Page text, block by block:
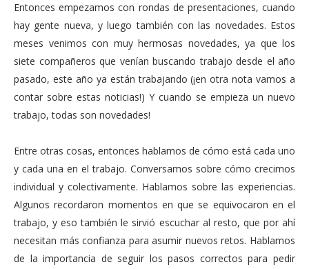
Entonces empezamos con rondas de presentaciones, cuando
hay gente nueva, y luego también con las novedades. Estos
meses venimos con muy hermosas novedades, ya que los
siete compañeros que venían buscando trabajo desde el año
pasado, este año ya están trabajando (¡en otra nota vamos a
contar sobre estas noticias!) Y cuando se empieza un nuevo
trabajo, todas son novedades!
Entre otras cosas, entonces hablamos de cómo está cada uno
y cada una en el trabajo. Conversamos sobre cómo crecimos
individual y colectivamente. Hablamos sobre las experiencias.
Algunos recordaron momentos en que se equivocaron en el
trabajo, y eso también le sirvió escuchar al resto, que por ahí
necesitan más confianza para asumir nuevos retos. Hablamos
de la importancia de seguir los pasos correctos para pedir